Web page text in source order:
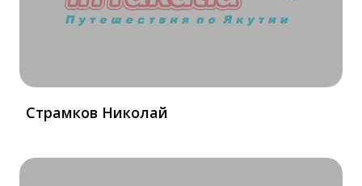
Страмков Николай